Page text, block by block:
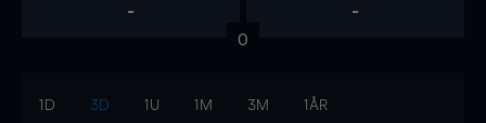
- -
0
1D 3D 1U 1M 3M 1ÅR